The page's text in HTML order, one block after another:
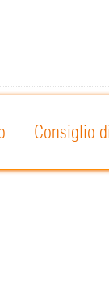
Consiglio